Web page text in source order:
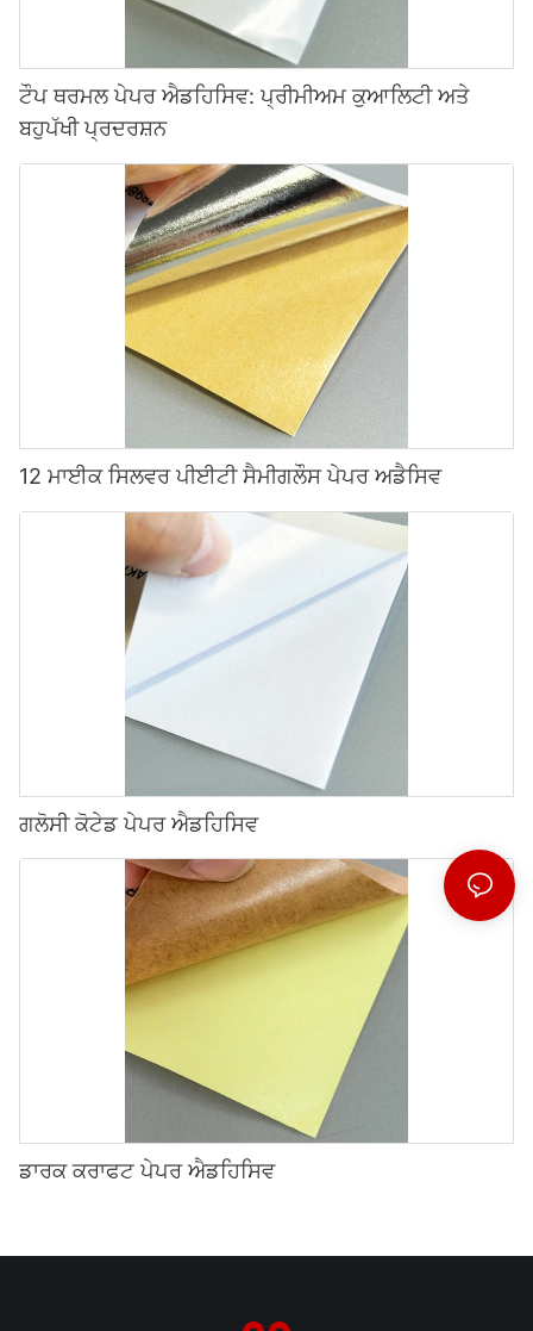
ਟੌਪ ਥਰਮਲ ਪੇਪਰ ਐਡਹਿਸਿਵ: ਪ੍ਰੀਮੀਅਮ ਕੁਆਲਿਟੀ ਅਤੇ
ਬਹੁਪੱਖੀ ਪ੍ਰਦਰਸ਼ਨ
12 ਮਾਈਕ ਸਿਲਵਰ ਪੀਈਟੀ ਸੈਮੀਗਲੌਸ ਪੇਪਰ ਅਡੈਸਿਵ
ਗਲੋਸੀ ਕੋਟੇਡ ਪੇਪਰ ਐਡਹਿਸਿਵ
ਡਾਰਕ ਕਰਾਫਟ ਪੇਪਰ ਐਡਹਿਸਿਵ